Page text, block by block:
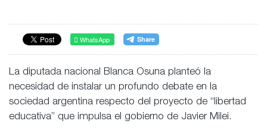
WhatsApp
La diputada nacional Blanca Osuna planteó la
necesidad de instalar un profundo debate en la
sociedad argentina respecto del proyecto de “libertad
educativa” que impulsa el gobierno de Javier Milei.